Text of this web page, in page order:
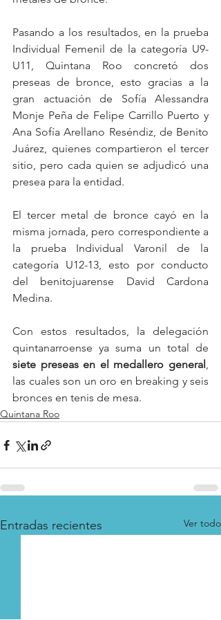
Pasando a los resultados, en la prueba
Individual Femenil de la categoría U9-
U11, Quintana Roo concretó dos
preseas de bronce, esto gracias a la
gran actuación de Sofía Alessandra
Monje Peña de Felipe Carrillo Puerto y
Ana Sofía Arellano Reséndiz, de Benito
Juárez, quienes compartieron el tercer
sitio, pero cada quien se adjudicó una
presea para la entidad.
El tercer metal de bronce cayó en la
misma jornada, pero correspondiente a
la prueba Individual Varonil de la
categoría U12-13, esto por conducto
del benitojuarense David Cardona
Medina.
Con estos resultados, la delegación
siete preseas en el medallero general,
las cuales son un oro en breaking y seis
bronces en tenis de mesa.
Quintana Roo
Entradas recientes Ver todo